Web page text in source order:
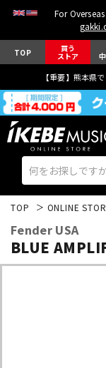
For
TOP 買う
ストア
【重要】熊本県
TOP ONLINE
Fender USA
BLUE